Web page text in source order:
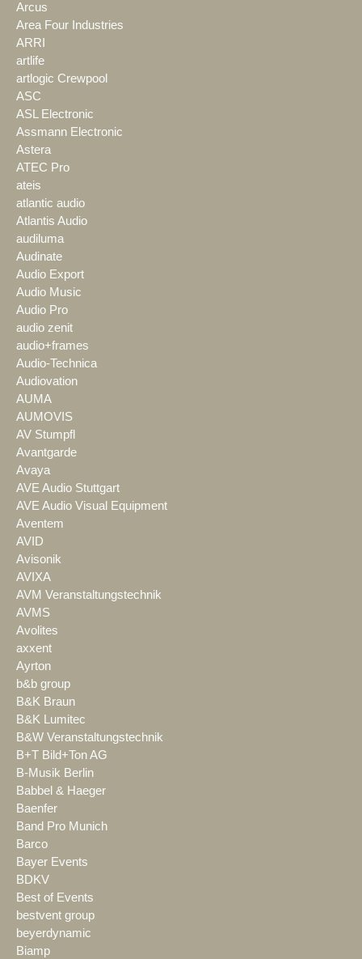
Arcus
Area Four Industries
ARRI
artlife
artlogic Crewpool
ASC
ASL Electronic
Assmann Electronic
Astera
ATEC Pro
ateis
atlantic audio
Atlantis Audio
audiluma
Audinate
Audio Export
Audio Music
Audio Pro
audio zenit
audio+frames
Audio-Technica
Audiovation
AUMA
AUMOVIS
AV Stumpfl
Avantgarde
Avaya
AVE Audio Stuttgart
AVE Audio Visual Equipment
Aventem
AVID
Avisonik
AVIXA
AVM Veranstaltungstechnik
AVMS
Avolites
axxent
Ayrton
b&b group
B&K Braun
B&K Lumitec
B&W Veranstaltungstechnik
B+T Bild+Ton AG
B-Musik Berlin
Babbel & Haeger
Baenfer
Band Pro Munich
Barco
Bayer Events
BDKV
Best of Events
bestvent group
beyerdynamic
Biamp